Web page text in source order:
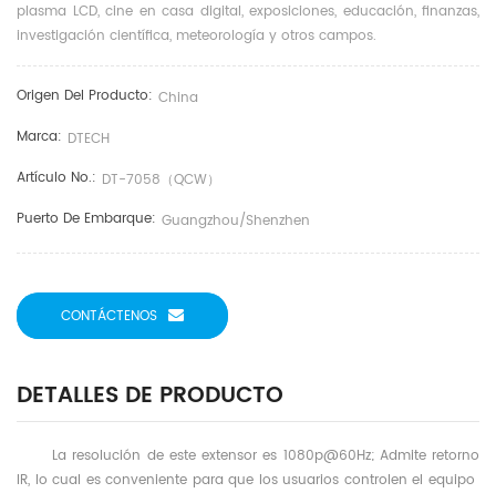
plasma LCD, cine en casa digital, exposiciones, educación, finanzas,
investigación científica, meteorología y otros campos.
Origen Del Producto: China
Marca: DTECH
Artículo No.: DT-7058（QCW）
Puerto De Embarque: Guangzhou/shenzhen
CONTÁCTENOS
DETALLES DE PRODUCTO
La resolución de este extensor es 1080p@60Hz; Admite retorno
IR, lo cual esconveniente para que los usuarios controlen el equipo